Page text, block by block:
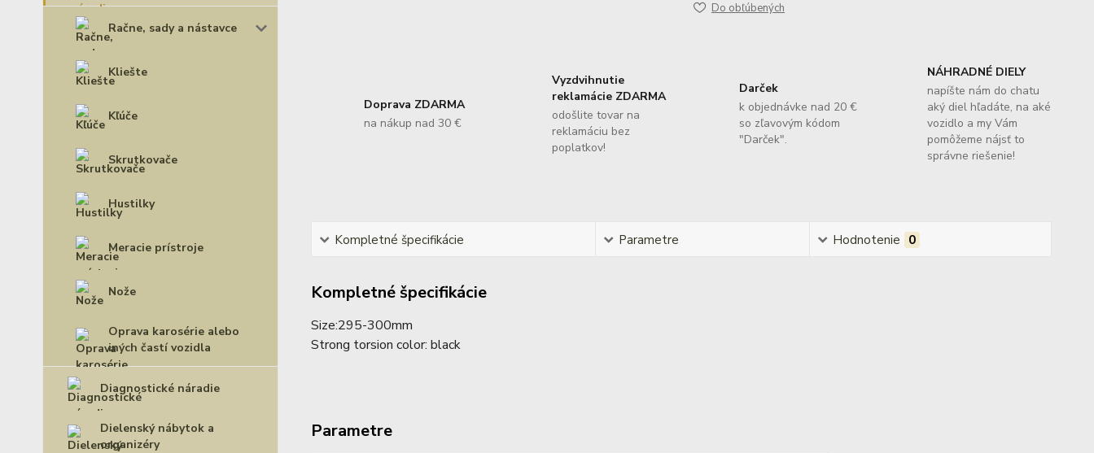
Račne, sady a nástavce
Kliešte
Kľúče
Skrutkovače
Hustilky
Meracie prístroje
Nože
Oprava karosérie alebo
iných častí vozidla
Diagnostické náradie
Dielenský nábytok a
organizéry
Do obľúbených
Doprava ZDARMA
na nákup nad 30 €
Vyzdvihnutie
reklamácie ZDARMA
odošlite tovar na
reklamáciu bez
poplatkov!
Darček
k objednávke nad 20 €
so zľavovým kódom
"Darček".
NÁHRADNÉ DIELY
napíšte nám do chatu
aký diel hľadáte, na aké
vozidlo a my Vám
pomôžeme nájsť to
správne riešenie!
Kompletné špecifikácie Parametre Hodnotenie 0
Kompletné špecifikácie
Size:295-300mm
Strong torsion color: black
Parametre